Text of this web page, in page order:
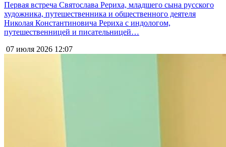
Первая встреча Святослава Рериха, младшего сына русского
художника, путешественника и общественного деятеля
Николая Константиновича Рериха с индологом,
путешественницей и писательницей…
07 июля 2026 12:07